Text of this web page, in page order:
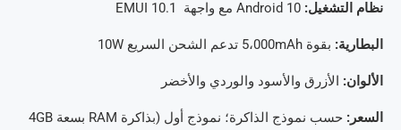
نظام التشغيل:
البطارية: بقوة 5،000mAh تدعم الشحن السريع 10W
الألوان: الأزرق والأسود والوردي والأخضر
السعر:
حسب نموذج الذاكرة؛ نموذج أول (بذاكرة RAM بسعة 4GB